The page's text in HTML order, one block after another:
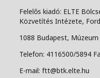
Felelős kiadó: ELTE
Közvetítés Intézete,
1088 Budapest, Múzeum
Telefon: 4116500/5894
E-mail: ftt@btk.elte.hu